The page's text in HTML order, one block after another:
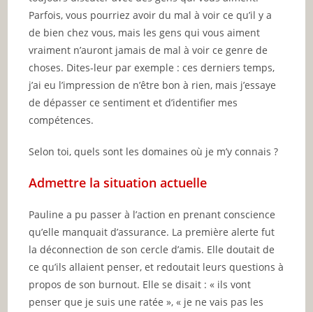
Parfois, vous pourriez avoir du mal à voir ce qu’il y a
de bien chez vous, mais les gens qui vous aiment
vraiment n’auront jamais de mal à voir ce genre de
choses. Dites-leur par exemple : ces derniers temps,
j’ai eu l’impression de n’être bon à rien, mais j’essaye
de dépasser ce sentiment et d’identifier mes
compétences.
Selon toi, quels sont les domaines où je m’y connais ?
Admettre la situation actuelle
Pauline a pu passer à l’action en prenant conscience
qu’elle manquait d’assurance. La première alerte fut
la déconnection de son cercle d’amis. Elle doutait de
ce qu’ils allaient penser, et redoutait leurs questions à
propos de son burnout. Elle se disait : « ils vont
penser que je suis une ratée », « je ne vais pas les